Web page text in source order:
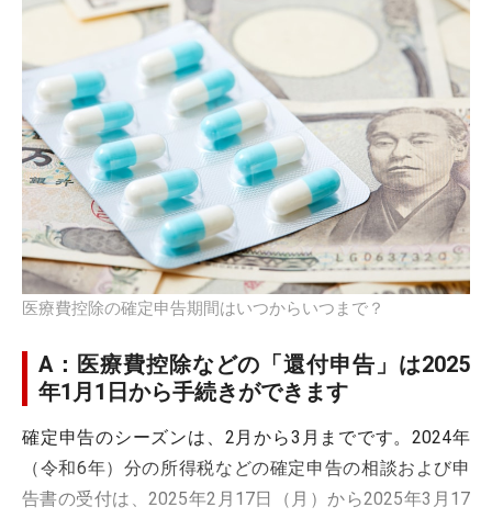
医療費控除の確定申告期間はいつからいつまで？
A：医療費控除などの「還付申告」は2025
年1月1日から手続きができます
確定申告のシーズンは、2月から3月までです。2024年
（令和6年）分の所得税などの確定申告の相談および申
告書の受付は、2025年2月17日（月）から2025年3月17